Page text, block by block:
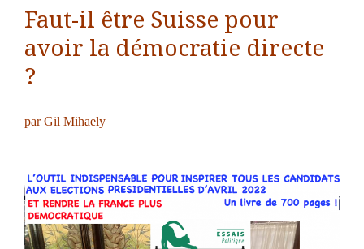
Faut-il être Suisse pour
avoir la démocratie directe
?
par Gil Mihaely